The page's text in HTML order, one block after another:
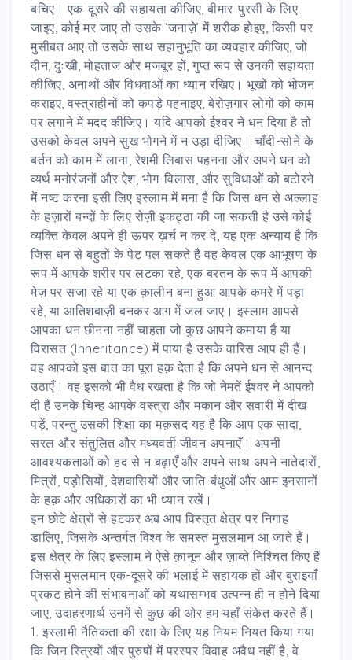
बचिए। एक-दूसरे की सहायता कीजिए, बीमार-पुरसी के लिए
जाइए, कोई मर जाए तो उसके ‘जनाज़े’ में शरीक होइए, किसी पर
मुसीबत आए तो उसके साथ सहानुभूति का व्यवहार कीजिए, जो
दीन, दुःखी, मोहताज और मजबूर हों, गुप्त रूप से उनकी सहायता
कीजिए, अनाथों और विधवाओं का ध्यान रखिए। भूखों को भोजन
कराइए, वस्त्राहीनों को कपड़े पहनाइए, बेरोज़गार लोगों को काम
पर लगाने में मदद कीजिए। यदि आपको ईश्वर ने धन दिया है तो
उसको केवल अपने सुख भोगने में न उड़ा दीजिए। चाँदी-सोने के
बर्तन को काम में लाना, रेशमी लिबास पहनना और अपने धन को
व्यर्थ मनोरंजनों और ऐश, भोग-विलास, और सुविधाओं को बटोरने
में नष्ट करना इसी लिए इस्लाम में मना है कि जिस धन से अल्लाह
के हज़ारों बन्दों के लिए रोज़ी इकट्ठा की जा सकती है उसे कोई
व्यक्ति केवल अपने ही ऊपर ख़र्च न कर दे, यह एक अन्याय है कि
जिस धन से बहुतों के पेट पल सकते हैं वह केवल एक आभूषण के
रूप में आपके शरीर पर लटका रहे, एक बरतन के रूप में आपकी
मेज़ पर सजा रहे या एक क़ालीन बना हुआ आपके कमरे में पड़ा
रहे, या आतिशबाज़ी बनकर आग में जल जाए। इस्लाम आपसे
आपका धन छीनना नहीं चाहता जो कुछ आपने कमाया है या
विरासत (Inheritance) में पाया है उसके वारिस आप ही हैं।
वह आपको इस बात का पूरा हक़ देता है कि अपने धन से आनन्द
उठाएँ। वह इसको भी वैध रखता है कि जो नेमतें ईश्वर ने आपको
दी हैं उनके चिन्ह आपके वस्त्रा और मकान और सवारी में दीख
पड़ें, परन्तु उसकी शिक्षा का मक़सद यह है कि आप एक सादा,
सरल और संतुलित और मध्यवर्ती जीवन अपनाएँ। अपनी
आवश्यकताओं को हद से न बढ़ाएँ और अपने साथ अपने नातेदारों,
मित्रों, पड़ोसियों, देशवासियों और जाति-बंधुओं और आम इनसानों
के हक़ और अधिकारों का भी ध्यान रखें।
इन छोटे क्षेत्रों से हटकर अब आप विस्तृत क्षेत्र पर निगाह
डालिए, जिसके अन्तर्गत विश्व के समस्त मुसलमान आ जाते हैं।
इस क्षेत्र के लिए इस्लाम ने ऐसे क़ानून और ज़ाब्ते निश्चित किए हैं
जिससे मुसलमान एक-दूसरे की भलाई में सहायक हों और बुराइयाँ
प्रकट होने की संभावनाओं को यथासम्भव उत्पन्न ही न होने दिया
जाए, उदाहरणार्थ उनमें से कुछ की ओर हम यहाँ संकेत करते हैं।
1. इस्लामी नैतिकता की रक्षा के लिए यह नियम नियत किया गया
कि जिन स्त्रियों और पुरुषों में परस्पर विवाह अवैध नहीं है, वे